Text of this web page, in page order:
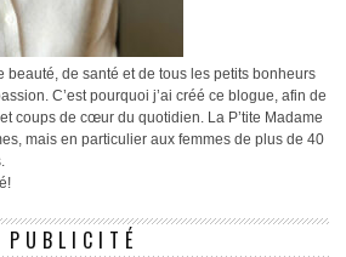
beauté, de santé et de tous les petits bonheurs
C’est pourquoi j’ai créé ce blogue, afin de
coups de cœur du quotidien. La P’tite Madame
mais en particulier aux femmes de plus de 40
PUBLICITÉ